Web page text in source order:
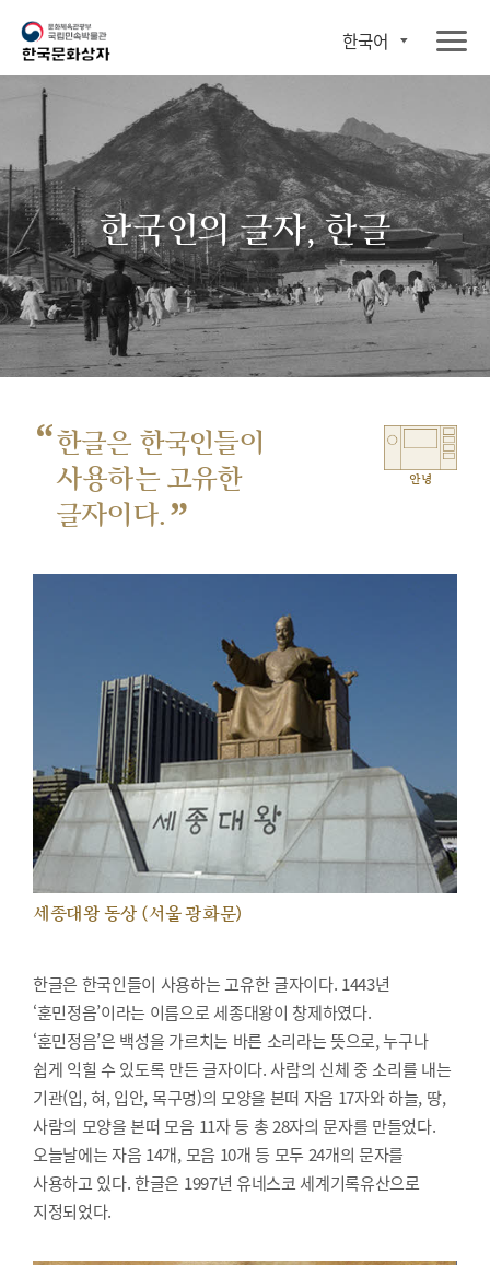
한국어
한국인의 글자, 한글
“한글은 한국인들이
사용하는 고유한
글자이다. ”
안녕
세종대왕 동상 (서울 광화문)
한글은 한국인들이 사용하는 고유한 글자이다. 1443년
‘훈민정음’이라는 이름으로 세종대왕이 창제하였다.
‘훈민정음’은 백성을 가르치는 바른 소리라는 뜻으로, 누구나
쉽게 익힐 수 있도록 만든 글자이다. 사람의 신체 중 소리를 내는
기관(입, 혀, 입안, 목구멍)의 모양을 본떠 자음 17자와 하늘, 땅,
사람의 모양을 본떠 모음 11자 등 총 28자의 문자를 만들었다.
오늘날에는 자음 14개, 모음 10개 등 모두 24개의 문자를
사용하고 있다. 한글은 1997년 유네스코 세계기록유산으로
지정되었다.